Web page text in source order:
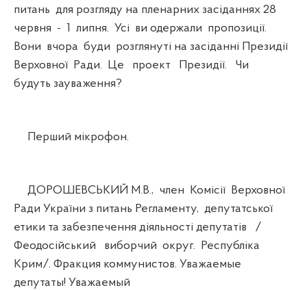
питань для розгляду на пленарних засіданнях 28
червня - 1 липня. Усі ви одержали пропозиції.
Вони вчора буди розглянуті на засіданні Президії
Верховної Ради. Це проект Президії. Чи
будуть зауваження?
Перший мікрофон.
ДОРОШЕВСЬКИЙ М.В., член Комісії Верховної
Ради України з питань Регламенту, депутатської
етики та забезпечення діяльності депутатів /
Феодосійський виборчий округ. Республіка
Крим/. Фракция коммунистов. Уважаемые
депутаты! Уважаемый